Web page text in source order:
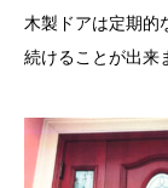
木製ドアは定期的
続けることが出来